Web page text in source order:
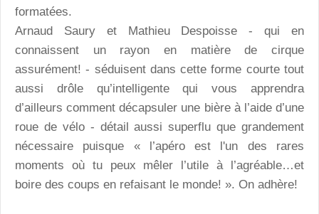
formatées.
Arnaud Saury et Mathieu Despoisse - qui en
connaissent un rayon en matière de cirque
assurément! - séduisent dans cette forme courte tout
aussi drôle qu’intelligente qui vous apprendra
d’ailleurs comment décapsuler une bière à l’aide d’une
roue de vélo - détail aussi superflu que grandement
nécessaire puisque « l’apéro est l'un des rares
moments où tu peux mêler l’utile à l’agréable…et
boire des coups en refaisant le monde! ». On adhère!